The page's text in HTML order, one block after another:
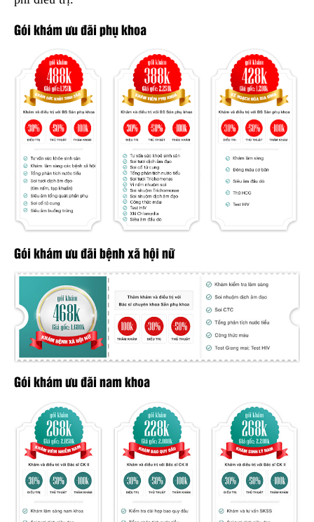
Gói khám ưu đãi phụ khoa
Gói khám ưu đãi bệnh xã hội nữ
Gói khám ưu đãi nam khoa